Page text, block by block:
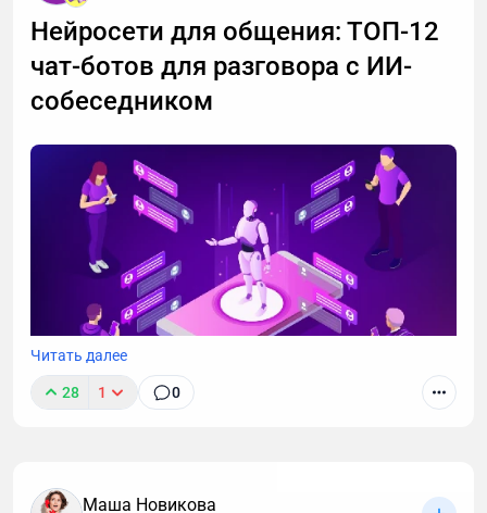
важный разговор, например, ждете курьера, то я
расскажу, почему стоит делегировать телефонные
звонки мне.
Нейросети для общения: ТОП-12
чат-ботов для разговора с ИИ-
собеседником
Читать далее
28 1 0
Маша Новикова